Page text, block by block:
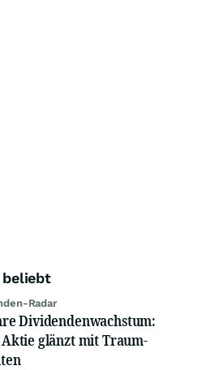
beliebt
Radar
Dividendenwachstum:
Aktie glänzt mit Traum-